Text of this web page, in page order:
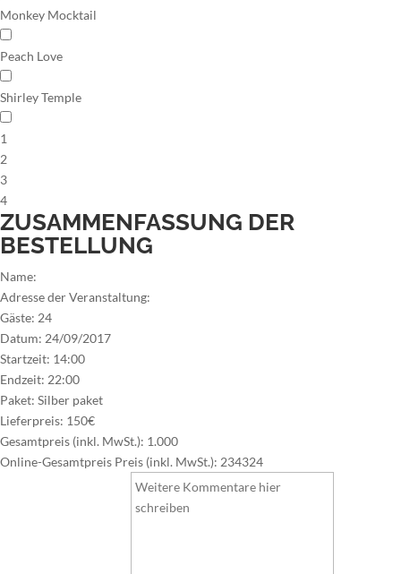
Monkey Mocktail
Peach Love
Shirley Temple
1
2
3
4
ZUSAMMENFASSUNG DER
BESTELLUNG
Name:
Adresse der Veranstaltung:
Gäste: 24
Datum: 24/09/2017
Startzeit: 14:00
Endzeit: 22:00
Paket: Silber paket
Lieferpreis: 150€
Gesamtpreis (inkl. MwSt.): 1.000
Online-Gesamtpreis Preis (inkl. MwSt.): 234324